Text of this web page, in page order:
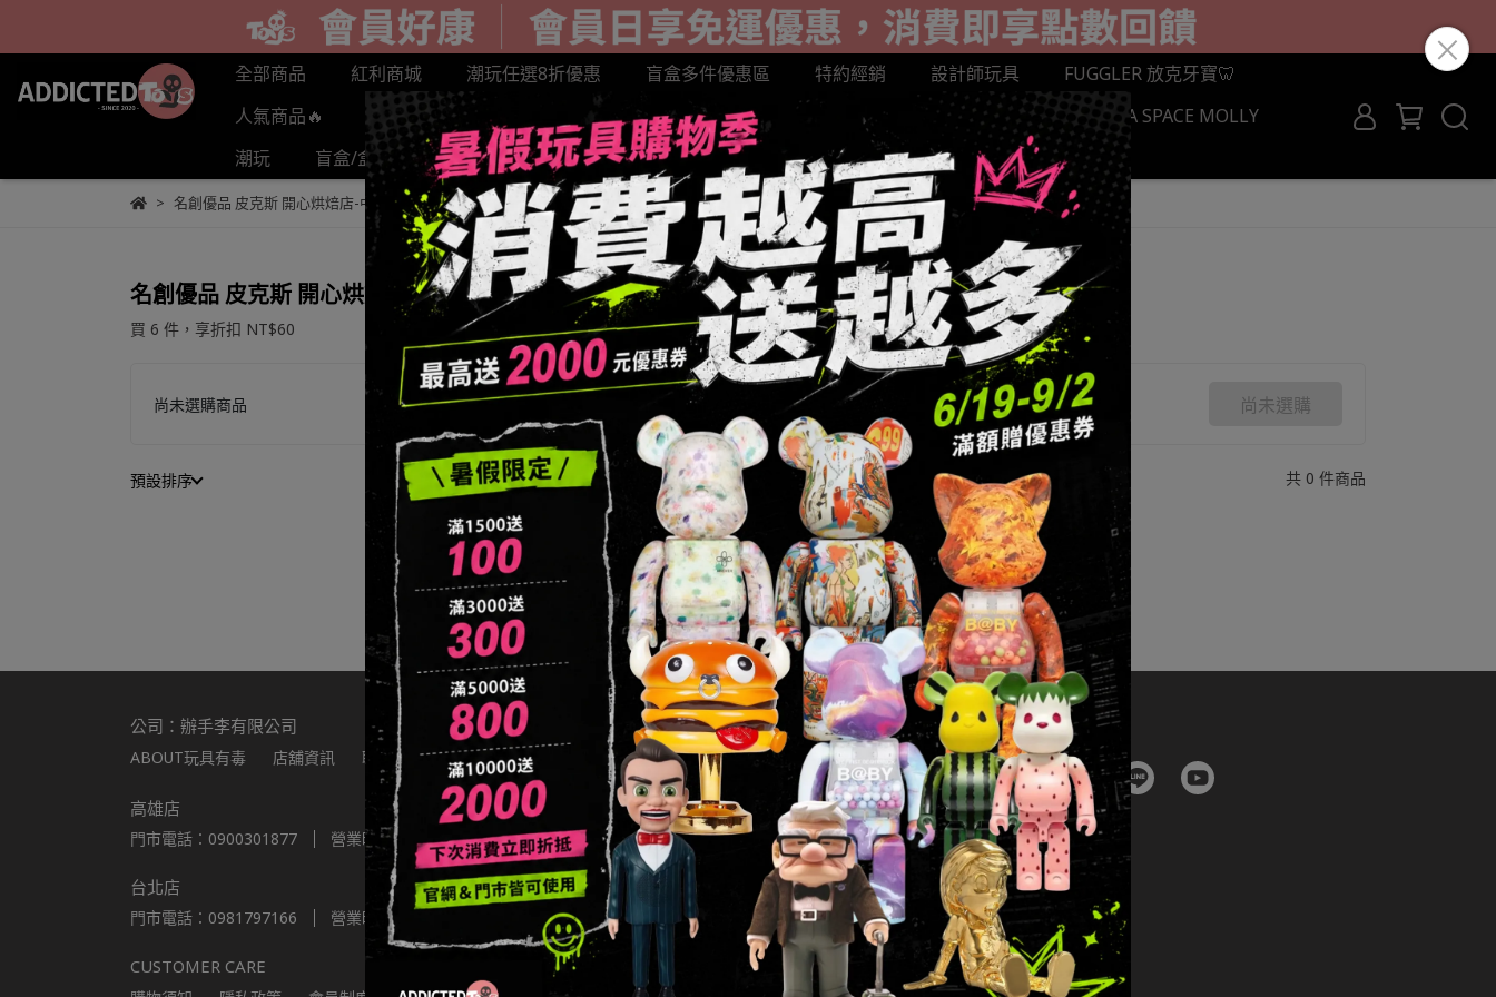
全部商品 紅利商城 潮玩任選8折優惠 盲盒多件優惠區 特約經銷 設計師玩具
FUGGLER 放克牙寶🦷
人氣商品🔥
預購商品 超級達摩系列 LABUBU 公仔 GOTO展示盒 BE@RBRICK
MEGA SPACE MOLLY
潮玩
盲盒/盒抽 POPLAND 樂園限定 SANK 藏克 MIGHTY JAXX潮玩 HEROCROSS
名創優品 皮克斯 開心烘焙店-中盒優惠
名創優品 皮克斯 開心烘焙店-中盒優惠
買 6 件， 享折扣 NT$60
尚未選購商品 尚未選購
預設排序 共 0 件商品
公司：辦手李有限公司
ABOUT玩具有毒 店舖資訊 聯繫我們 統編：83363549 信箱：addictedtoys2020@gmail.com
高雄店
門市電話：0900301877 營業時間：11:00-22:00 地址：高雄市楠梓區大學東路136號
台北店
門市電話：0981797166 營業時間：11:00-22:00 地址：台北市中山區德惠街16之8號1樓
CUSTOMER CARE